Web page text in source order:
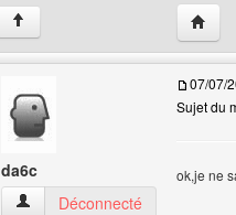
↑
da6c
da6c Voir le profil de l'utilisateur
Déconnecté
07/07/
Sujet du
ok,je ne